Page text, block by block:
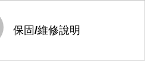
保固/維修說明